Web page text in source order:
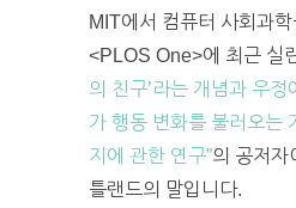
MIT에서 컴퓨터 사회과학
<PLOS One>에 최근 실
의 친구’라는 개념과 우정
가 행동 변화를 불러오는
지에 관한 연구”의 공저자
틀랜드의 말입니다.